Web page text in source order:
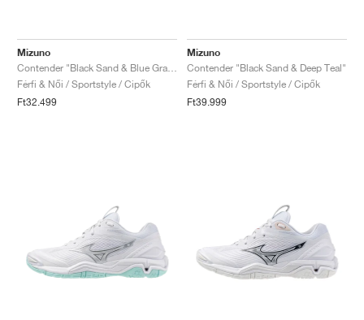
Mizuno
Férfi & Női / Sportstyle / Cipők
Ft32.499
Mizuno
Contender "Black Sand & Deep Teal"
Férfi & Női / Sportstyle / Cipők
Ft39.999